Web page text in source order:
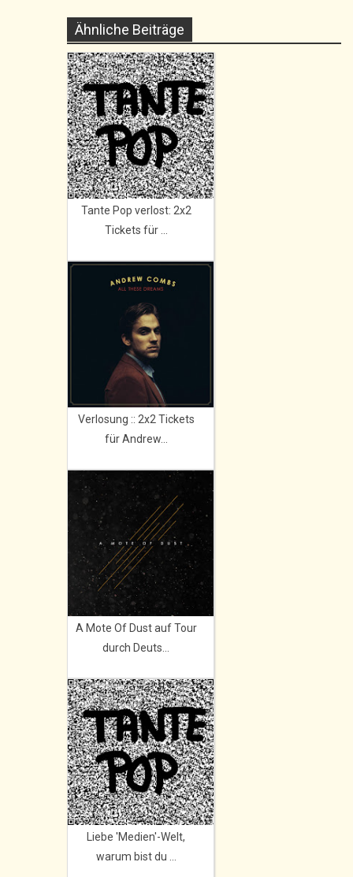
Ähnliche Beiträge
Tante Pop verlost: 2x2
Tickets für ...
Verlosung :: 2x2 Tickets
für Andrew...
A Mote Of Dust auf Tour
durch Deuts...
Liebe 'Medien'-Welt,
warum bist du ...